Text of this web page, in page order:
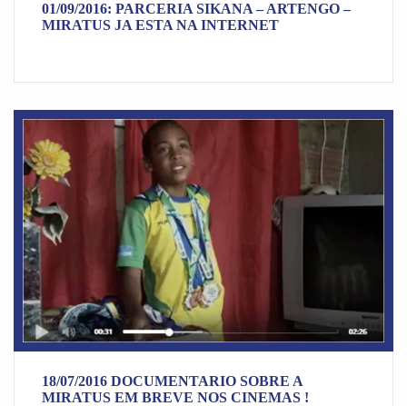
01/09/2016: PARCERIA SIKANA – ARTENGO –
MIRATUS JA ESTA NA INTERNET
18/07/2016 DOCUMENTARIO SOBRE A
MIRATUS EM BREVE NOS CINEMAS !